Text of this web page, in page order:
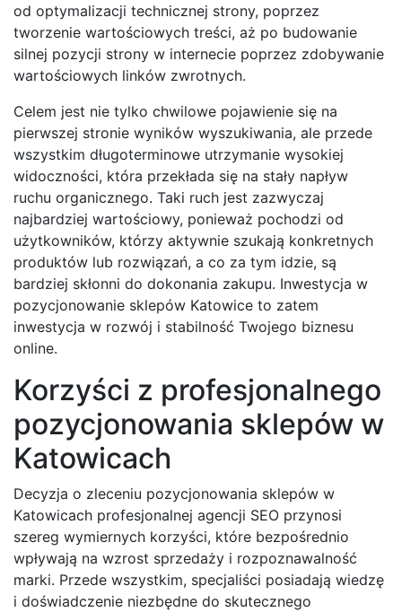
od optymalizacji technicznej strony, poprzez
tworzenie wartościowych treści, aż po budowanie
silnej pozycji strony w internecie poprzez zdobywanie
wartościowych linków zwrotnych.
Celem jest nie tylko chwilowe pojawienie się na
pierwszej stronie wyników wyszukiwania, ale przede
wszystkim długoterminowe utrzymanie wysokiej
widoczności, która przekłada się na stały napływ
ruchu organicznego. Taki ruch jest zazwyczaj
najbardziej wartościowy, ponieważ pochodzi od
użytkowników, którzy aktywnie szukają konkretnych
produktów lub rozwiązań, a co za tym idzie, są
bardziej skłonni do dokonania zakupu. Inwestycja w
pozycjonowanie sklepów Katowice to zatem
inwestycja w rozwój i stabilność Twojego biznesu
online.
Korzyści z profesjonalnego
pozycjonowania sklepów w
Katowicach
Decyzja o zleceniu pozycjonowania sklepów w
Katowicach profesjonalnej agencji SEO przynosi
szereg wymiernych korzyści, które bezpośrednio
wpływają na wzrost sprzedaży i rozpoznawalność
marki. Przede wszystkim, specjaliści posiadają wiedzę
i doświadczenie niezbędne do skutecznego